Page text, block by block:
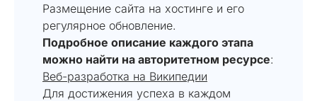
Размещение сайта на хостинге и его
регулярное обновление.
Подробное описание каждого этапа
можно найти на авторитетном ресурсе:
Веб-разработка на Википедии
Для достижения успеха в каждом